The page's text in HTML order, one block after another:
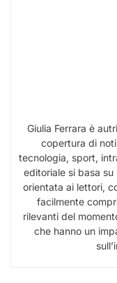
Giulia Ferrara è
copertura di
tecnologia, sport,
editoriale si basa
orientata ai lettori,
facilmente
rilevanti del
che hanno un